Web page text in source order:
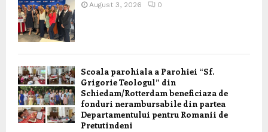
August 3, 2026 0
Scoala parohiala a Parohiei “Sf.
Grigorie Teologul” din
Schiedam/Rotterdam beneficiaza de
fonduri nerambursabile din partea
Departamentului pentru Romanii de
Pretutindeni